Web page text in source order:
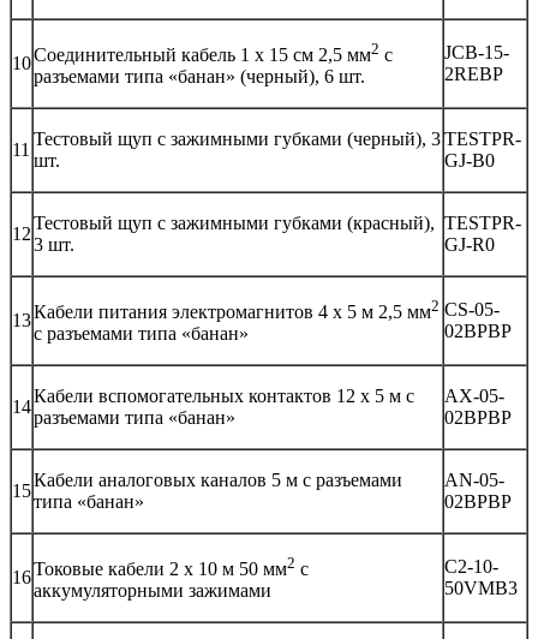
10Соединительный кабель 1 х 15 см 2,5 мм2 с
разъемами типа «банан» (черный), 6 шт.
JCB-15-
2REBP
11
Тестовый щуп с зажимными губками (черный), 3
шт.
TESTPR-
GJ-B0
12
Тестовый щуп с зажимными губками (красный),
3 шт.
TESTPR-
GJ-R0
13Кабели питания электромагнитов 4 х 5 м 2,5 мм2
с разъемами типа «банан»
CS-05-
02BPBP
14
Кабели вспомогательных контактов 12 х 5 м с
разъемами типа «банан»
AX-05-
02BPBP
15
Кабели аналоговых каналов 5 м с разъемами
типа «банан»
AN-05-
02BPBP
16Токовые кабели 2 х 10 м 50 мм2 с
аккумуляторными зажимами
C2-10-
50VMB3